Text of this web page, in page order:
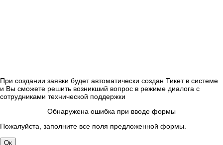
При создании заявки будет автоматически создан Тикет в системе
и Вы сможете решить возникший вопрос в режиме диалога с
сотрудниками технической поддержки
Обнаружена ошибка при вводе формы
Пожалуйста, заполните все поля предложенной формы.